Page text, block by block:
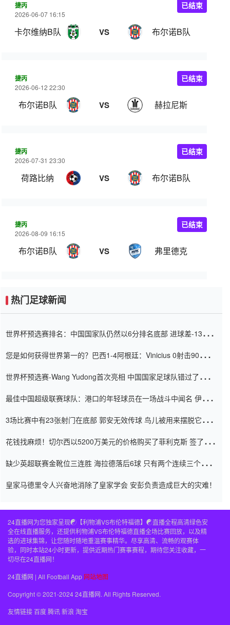
捷丙
2026-06-07 16:15
卡尔维纳B队 VS 布尔诺B队
已结束
捷丙
2026-06-12 22:30
布尔诺B队 VS 赫拉尼斯
已结束
捷丙
2026-07-31 23:30
荷路比纳 VS 布尔诺B队
已结束
捷丙
2026-08-09 16:15
布尔诺B队 VS 弗里德克
已结束
热门足球新闻
世界杯预选赛排名：中国国家队仍然以6分排名底部 进球差-13令人
您是如何获得世界第一的？巴西1-4阿根廷：Vinicius 0射击90分钟
世界杯预选赛-Wang Yudong首次亮相 中国国家足球队错过了世界
最佳中国超级联赛球队：港口的年轻球员在一场战斗中闻名 伊万放
3场比赛中有23张射门在底部 郭安无效传球 鸟儿被用来摆脱它
花钱找麻烦！切尔西以5200万美元的价格购买了菲利克斯 签了7年
缺少英超联赛金靴位三连胜 海拉德落后6球 只有两个连续三个连续
皇家马德里令人兴奋地消除了皇家学会 安彭负责造成巨大的灾难！
24直播网为您独家呈现☯️【利物浦VS布伦特福德】☯️直播全程高清绿色安
全在线直播服务，还提供利物浦VS布伦特福德直播全场比赛回放，以及精
选的进球集锦，让您随时随地重温赛事精华。尽享高清、流畅的观赛体
验，同时本站24小时更新，提供近期热门赛事赛程，期待您关注收藏，一
切尽在24直播网！
24直播网 | All Football App 网站地图
Copyright © 2021-2024 24直播网. All Rights Reserved.
友情链接百度腾讯新浪 淘宝